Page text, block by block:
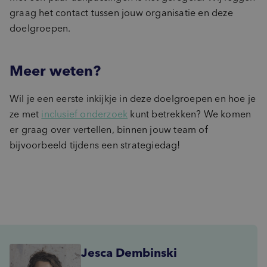
graag het contact tussen jouw organisatie en deze
doelgroepen.
Meer weten?
Wil je een eerste inkijkje in deze doelgroepen en hoe je
ze met inclusief onderzoek kunt betrekken? We komen
er graag over vertellen, binnen jouw team of
bijvoorbeeld tijdens een strategiedag!
Jesca Dembinski